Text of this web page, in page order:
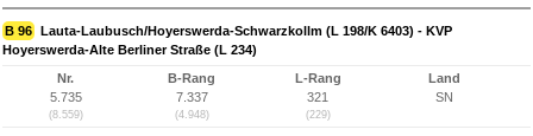
B 96 Lauta-Laubusch/Hoyerswerda-Schwarzkollm (L 198/K 6403) - KVP
Hoyerswerda-Alte Berliner Straße (L 234)
Nr.
5.735
(8.559)
B-Rang
7.337
(4.948)
L-Rang
321
(229)
Land
SN